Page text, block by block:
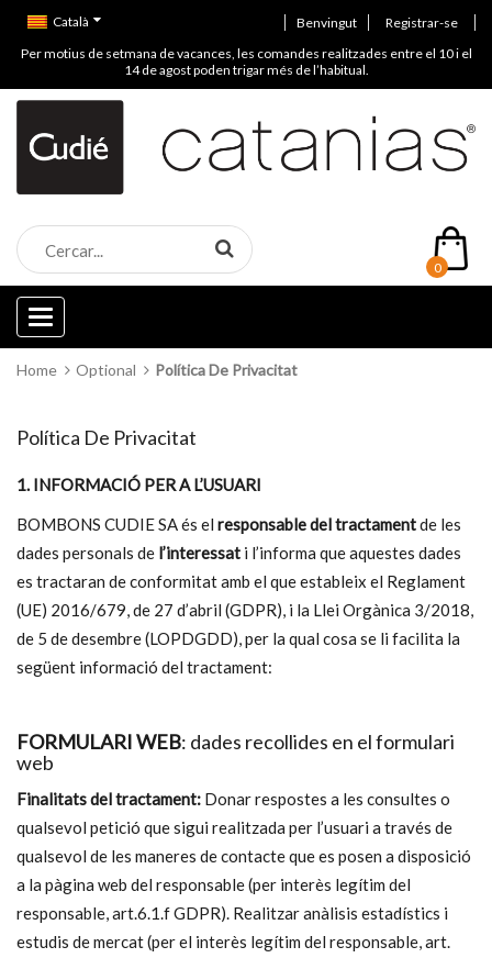
Benvingut Registrar-se
Català
Per motius de setmana de vacances, les comandes realitzades entre el 10 i el
14 de agost poden trigar més de l’habitual.
0
Categories
Home Optional Política De Privacitat
Política De Privacitat
1. INFORMACIÓ PER A L’USUARI
BOMBONS CUDIE SA és el responsable del tractamentde les
dades personals de l’interessat i l’informa que aquestes dades
es tractaran de conformitat amb el que estableix el Reglament
(UE) 2016/679, de 27 d’abril (GDPR), i la Llei Orgànica 3/2018,
de 5 de desembre (LOPDGDD), per la qual cosa se li facilita la
següent informació del tractament:
FORMULARI WEB: dades recollides en el formulari
web
Finalitats del tractament: Donar respostes a les consultes o
qualsevol petició que sigui realitzada per l’usuari a través de
qualsevol de les maneres de contacte que es posen a disposició
a la pàgina web del responsable (per interès legítim del
responsable, art.6.1.f GDPR). Realitzar anàlisis estadístics i
estudis de mercat (per el interès legítim del responsable, art.